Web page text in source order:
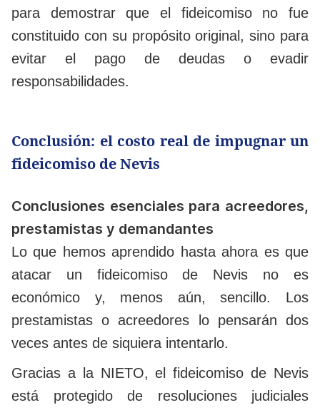
para demostrar que el fideicomiso no fue
constituido con su propósito original, sino para
evitar el pago de deudas o evadir
responsabilidades.
Conclusión: el costo real de impugnar un
fideicomiso de Nevis
Conclusiones esenciales para acreedores,
prestamistas y demandantes
Lo que hemos aprendido hasta ahora es que
atacar un fideicomiso de Nevis no es
económico y, menos aún, sencillo. Los
prestamistas o acreedores lo pensarán dos
veces antes de siquiera intentarlo.
Gracias a la NIETO, el fideicomiso de Nevis
está protegido de resoluciones judiciales